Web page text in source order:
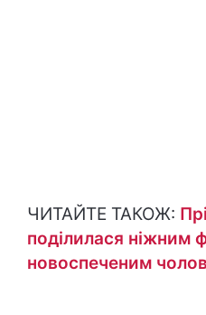
ЧИТАЙТЕ ТАКОЖ:
поділилася ніжним
новоспеченим